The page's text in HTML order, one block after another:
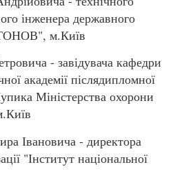
інженера державного
м.Київ
- завідувача кафедри
академії післядипломної
Міністерства охорони
Івановича - директора
"Інститут національної